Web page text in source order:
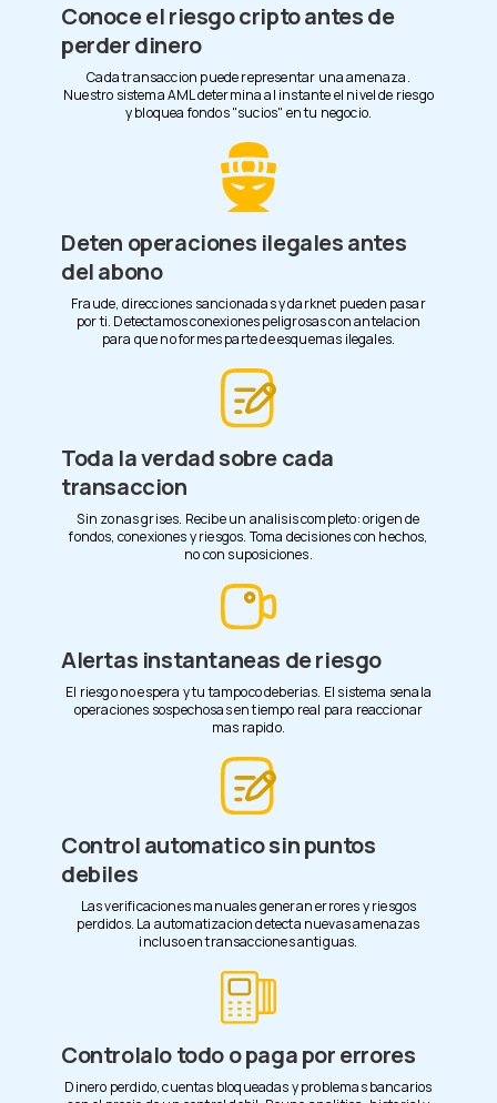
Conoce el riesgo cripto antes de
perder dinero
Cada transaccion puede representar una amenaza.
Nuestro sistema AML determina al instante el nivel de riesgo
y bloquea fondos "sucios" en tu negocio.
Deten operaciones ilegales antes
del abono
Fraude, direcciones sancionadas y darknet pueden pasar
por ti. Detectamos conexiones peligrosas con antelacion
para que no formes parte de esquemas ilegales.
Toda la verdad sobre cada
transaccion
Sin zonas grises. Recibe un analisis completo: origen de
fondos, conexiones y riesgos. Toma decisiones con hechos,
no con suposiciones.
Alertas instantaneas de riesgo
El riesgo no espera y tu tampoco deberias. El sistema senala
operaciones sospechosas en tiempo real para reaccionar
mas rapido.
Control automatico sin puntos
debiles
Las verificaciones manuales generan errores y riesgos
perdidos. La automatizacion detecta nuevas amenazas
incluso en transacciones antiguas.
Controlalo todo o paga por errores
Dinero perdido, cuentas bloqueadas y problemas bancarios